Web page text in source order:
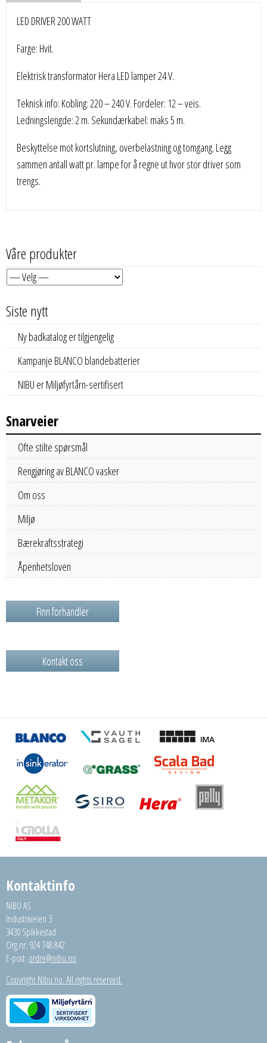
LED DRIVER 200 WATT
Farge: Hvit.
Elektrisk transformator Hera LED lamper 24 V.
Teknisk info: Kobling: 220 – 240 V. Fordeler: 12 – veis.
Ledningslengde: 2 m. Sekundærkabel: maks 5 m.
Beskyttelse mot kortslutning, overbelastning og tomgang. Legg
sammen antall watt pr. lampe for å regne ut hvor stor driver som
trengs.
Våre produkter
Siste nytt
Ny badkatalog er tilgjengelig
Kampanje BLANCO blandebatterier
NIBU er Miljøfyrtårn-sertifisert
Snarveier
Ofte stilte spørsmål
Rengjøring av BLANCO vasker
Om oss
Miljø
Bærekraftsstrategi
Åpenhetsloven
Finn forhandler
Kontakt oss
Kontaktinfo
NIBU AS
Industriveien 3
3430 Spikkestad
Org.nr: 924 748 842
E-post: ordre@nibu.no
Copyright Nibu.no. All rights reserved.